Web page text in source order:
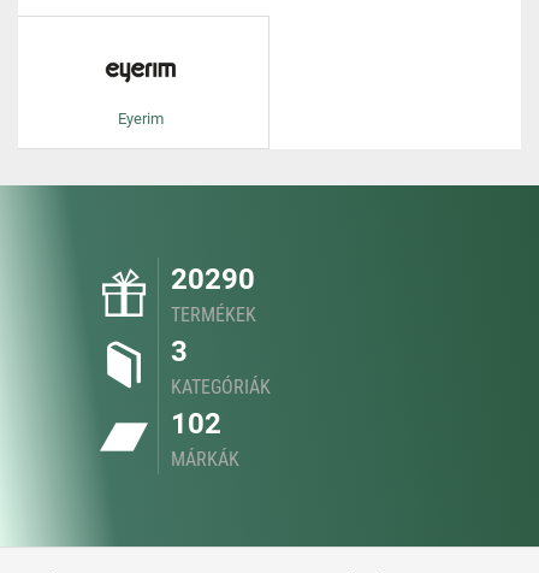
Eyerim
20290
TERMÉKEK
3
KATEGÓRIÁK
102
MÁRKÁK